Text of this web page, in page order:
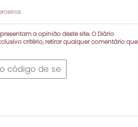
a opinião deste site. O Diário
critério, retirar qualquer comentário que